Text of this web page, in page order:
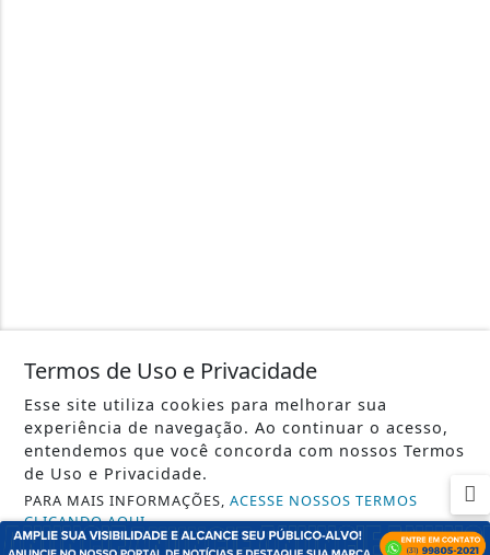
Termos de Uso e Privacidade
Esse site utiliza cookies para melhorar sua
experiência de navegação. Ao continuar o acesso,
entendemos que você concorda com nossos Termos
de Uso e Privacidade.
PARA MAIS INFORMAÇÕES,ACESSE NOSSOS TERMOS
CLICANDO AQUI